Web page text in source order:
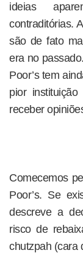
ideias
contraditórias.
são de fato
era no
Poor’s tem
pior
receber
Comecemos
Poor’s. Se
descreve a
risco de
chutzpah (cara